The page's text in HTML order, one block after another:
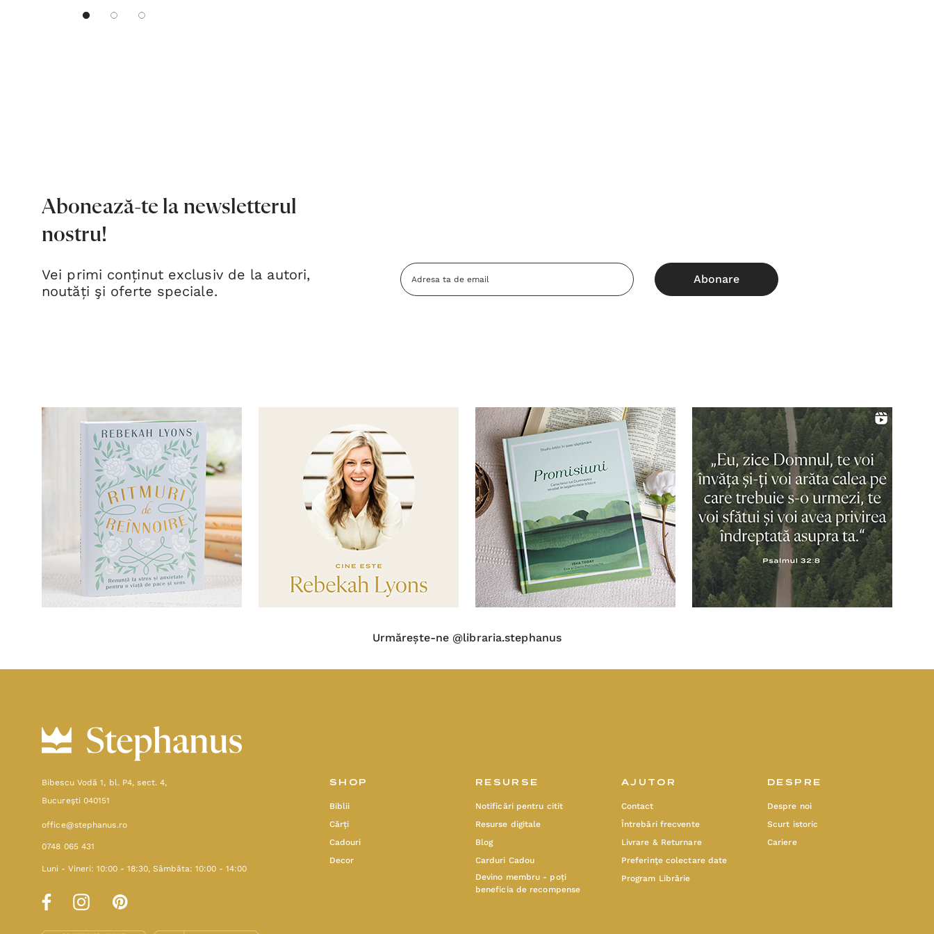
Abonează-te la newsletterul
nostru!
Vei primi conținut exclusiv de la autori,
noutăți şi oferte speciale.
Adresa
Email
Urmărește-ne @libraria.stephanus
Bibescu Vodă 1, bl. P4, sect. 4,
Bucureşti 040151
office@stephanus.ro
0748 065 431
Luni - Vineri: 10:00 - 18:30, Sâmbăta: 10:00 - 14:00
SHOP
Biblii
Cărți
Cadouri
Decor
RESURSE
Notificări pentru citit
Resurse digitale
Blog
Carduri Cadou
Devino membru - poți
beneficia de recompense
AJUTOR
Contact
Întrebări frecvente
Livrare & Returnare
Preferinţe colectare date
Program Librărie
DESPRE
Despre noi
Scurt istoric
Cariere